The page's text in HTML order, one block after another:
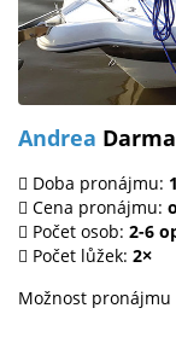
Andrea
Doba pronájmu:
Cena pronájmu:
Počet osob: 2-6
Počet lůžek: 2×
Možnost